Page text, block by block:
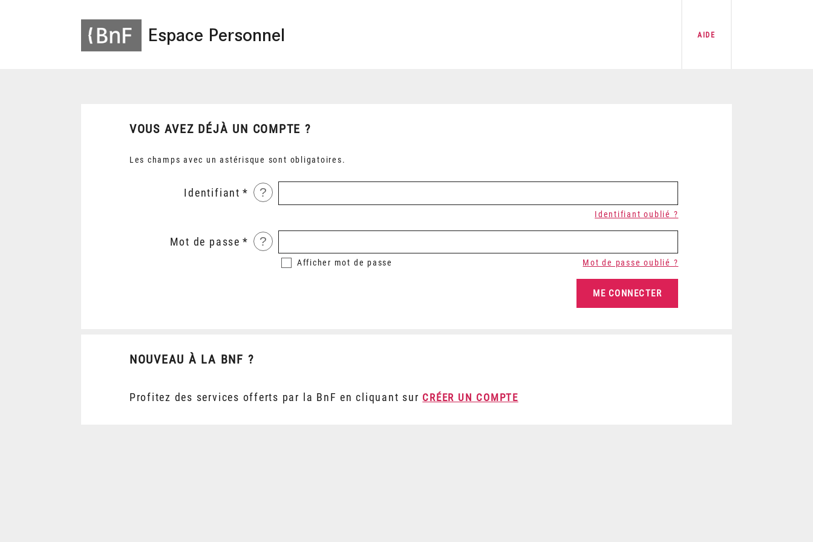
Espace Personnel AIDE
VOUS AVEZ DÉJÀ UN COMPTE ?
Les champs avec un astérisque sont obligatoires.
Identifiant ?
Identifiant oublié ?
Mot de passe ?
Afficher mot de passe Mot de passe oublié ?
NOUVEAU À LA BNF ?
Profitez des services offerts par la BnF en cliquant sur CRÉER UN COMPTE